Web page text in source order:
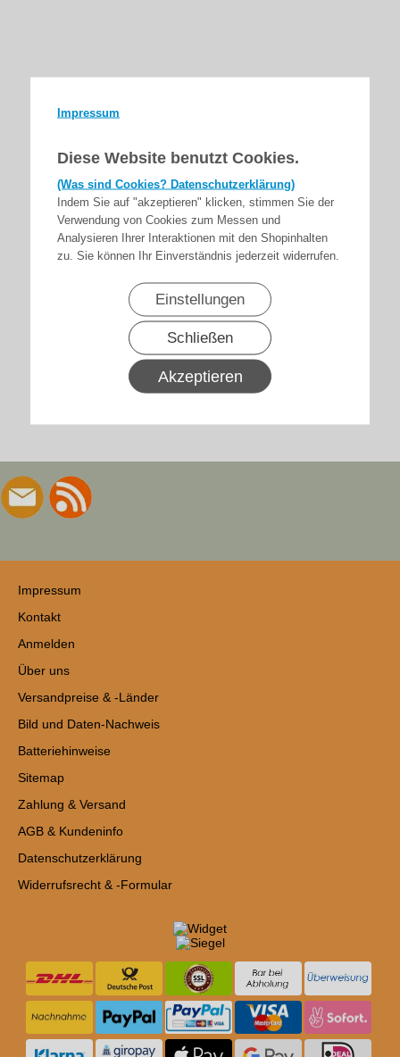
Impressum
Diese Website benutzt Cookies.
(Was sind Cookies? Datenschutzerklärung)
Indem Sie auf "akzeptieren" klicken, stimmen Sie der
Verwendung von Cookies zum Messen und
Analysieren Ihrer Interaktionen mit den Shopinhalten
zu. Sie können Ihr Einverständnis jederzeit widerrufen.
Einstellungen
Schließen
Akzeptieren
Impressum
Kontakt
Anmelden
Über uns
Versandpreise & -Länder
Bild und Daten-Nachweis
Batteriehinweise
Sitemap
Zahlung & Versand
AGB & Kundeninfo
Datenschutzerklärung
Widerrufsrecht & -Formular